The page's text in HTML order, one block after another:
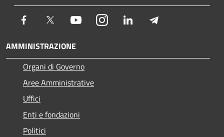
Facebook Twitter YoutubeInstagram LinkedIn
AMMINISTRAZIONE
Organi di Governo
Aree Amministrative
Uffici
Enti e fondazioni
Politici